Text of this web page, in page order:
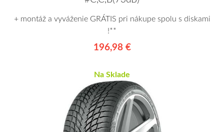
+ montáž a vyváženie GRÁTIS pri nákupe spolu s diskami
!**
196,98 €
Na Sklade